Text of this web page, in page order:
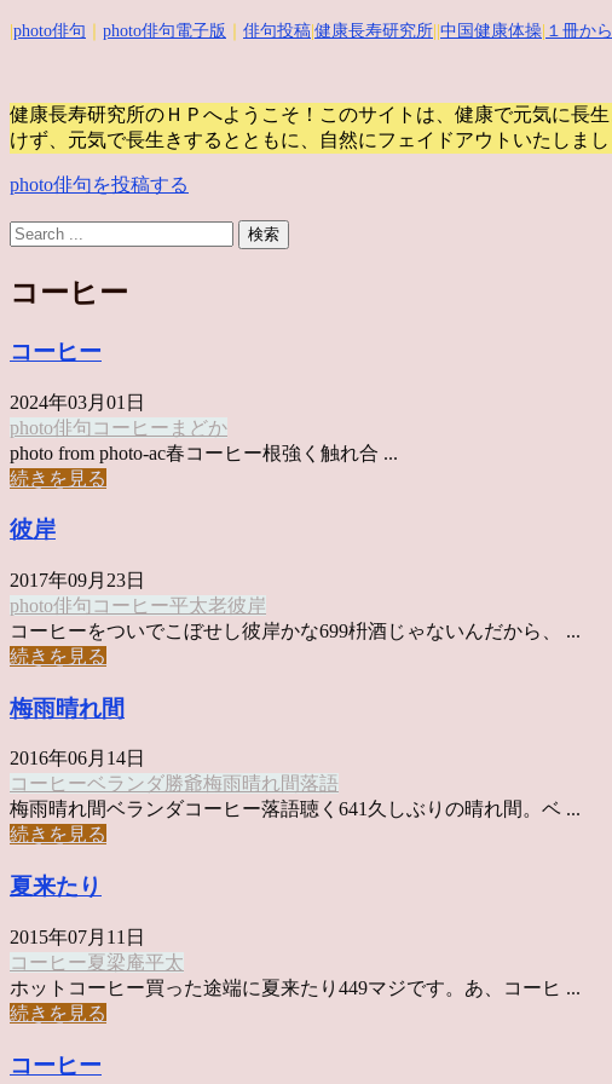
photo俳句 photo俳句電子版 俳句投稿 健康長寿研究所 中国健康体操 １冊か
健康長寿研究所のＨＰへようこそ！このサイトは、健康で元気に長
けず、元気で長生きするとともに、自然にフェイドアウトいたしまし
photo俳句を投稿する
コーヒー
コーヒー
2024年03月01日
photo俳句 コーヒー まどか
photo from photo-ac春コーヒー根強く触れ合 ...
続きを見る
彼岸
2017年09月23日
photo俳句 コーヒー平太老彼岸
コーヒーをついでこぼせし彼岸かな699枡酒じゃないんだから、 ...
続きを見る
梅雨晴れ間
2016年06月14日
コーヒーベランダ勝爺梅雨晴れ間落語
梅雨晴れ間ベランダコーヒー落語聴く641久しぶりの晴れ間。ベ ...
続きを見る
夏来たり
2015年07月11日
コーヒー夏 梁庵平太
ホットコーヒー買った途端に夏来たり449マジです。あ、コーヒ ...
続きを見る
コーヒー